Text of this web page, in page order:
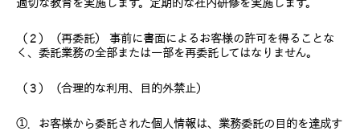
適切な教育を実施します。定期的な社内研修を実施します。
（２）（再委託） 事前に書面によるお客様の許可を得ることな
く、委託業務の全部または一部を再委託してはなりません。
（３）（合理的な利用、目的外禁止）
①．お客様から委託された個人情報は、業務委託の目的を達成す